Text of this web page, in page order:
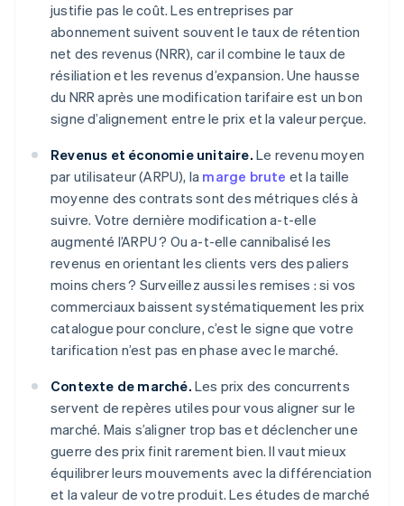
justifie pas le coût. Les entreprises par
abonnement suivent souvent le taux de rétention
net des revenus (NRR), car il combine le taux de
résiliation et les revenus d’expansion. Une hausse
du NRR après une modification tarifaire est un bon
signe d’alignement entre le prix et la valeur perçue.
Revenus et économie unitaire. Le revenu moyen
par utilisateur (ARPU), la marge brute et la taille
moyenne des contrats sont des métriques clés à
suivre. Votre dernière modification a-t-elle
augmenté l’ARPU ? Ou a-t-elle cannibalisé les
revenus en orientant les clients vers des paliers
moins chers ? Surveillez aussi les remises : si vos
commerciaux baissent systématiquement les prix
catalogue pour conclure, c’est le signe que votre
tarification n’est pas en phase avec le marché.
Contexte de marché. Les prix des concurrents
servent de repères utiles pour vous aligner sur le
marché. Mais s’aligner trop bas et déclencher une
guerre des prix finit rarement bien. Il vaut mieux
équilibrer leurs mouvements avec la différenciation
et la valeur de votre produit. Les études de marché